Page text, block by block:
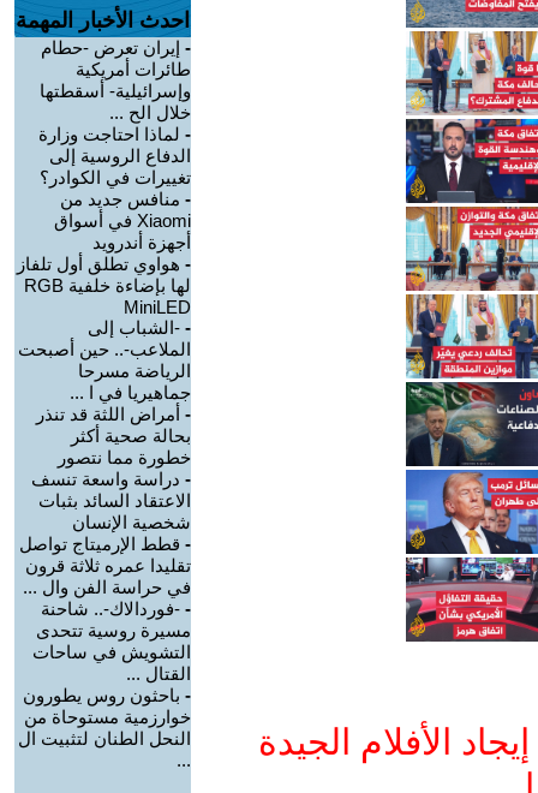
الأفلام الجيدة
احدث الأخبار المهمة
- إيران تعرض -حطام
طائرات أمريكية
وإسرائيلية- أسقطتها
خلال الح ...
- لماذا احتاجت وزارة
الدفاع الروسية إلى
تغييرات في الكوادر؟
- منافس جديد من
Xiaomi في أسواق
أجهزة أندرويد
- هواوي تطلق أول تلفاز
لها بإضاءة خلفية RGB
MiniLED
- -الشباب إلى
الملاعب-.. حين أصبحت
الرياضة مسرحا
جماهيريا في ا ...
- أمراض اللثة قد تنذر
بحالة صحية أكثر
خطورة مما نتصور
- دراسة واسعة تنسف
الاعتقاد السائد بثبات
شخصية الإنسان
- قطط الإرميتاج تواصل
تقليدا عمره ثلاثة قرون
في حراسة الفن وال ...
- -فوردالاك-.. شاحنة
مسيرة روسية تتحدى
التشويش في ساحات
القتال ...
- باحثون روس يطورون
خوارزمية مستوحاة من
النحل الطنان لتثبيت ال
...